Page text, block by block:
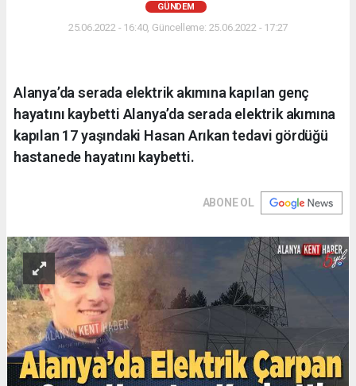
GÜNDEM
25.06.2022 - 16:40, Güncelleme: 25.06.2022 - 17:27
Alanya’da serada elektrik akımına kapılan genç
hayatını kaybetti Alanya’da serada elektrik akımına
kapılan 17 yaşındaki Hasan Arıkan tedavi gördüğü
hastanede hayatını kaybetti.
ABONE OL